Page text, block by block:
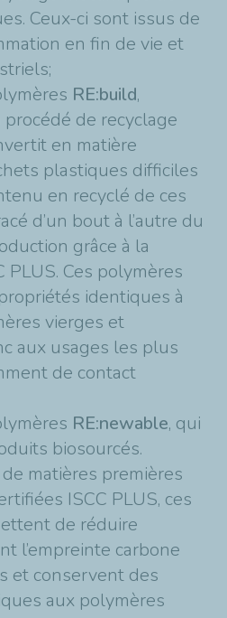
Ceux-ci sont issus de
en fin de vie et
RE:build,
de recyclage
en matière
plastiques difficiles
en recyclé de ces
d’un bout à l’autre du
grâce à la
PLUS. Ces polymères
identiques à
vierges et
aux usages les plus
de contact
RE:newable, qui
biosourcés.
matières premières
ISCC PLUS, ces
de réduire
l’empreinte carbone
et conservent des
aux polymères